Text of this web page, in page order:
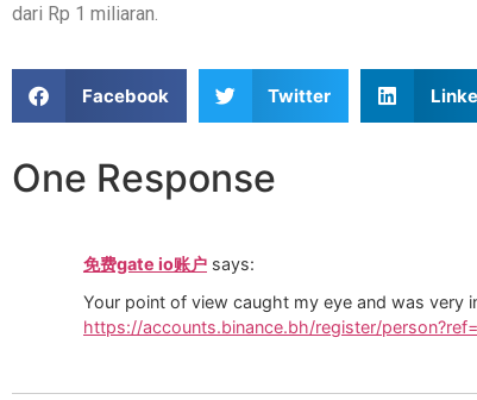
dari Rp 1 miliaran.
Facebook Twitter
One Response
免费gate io账户 says:
Your point of view caught my eye and was very
https://accounts.binance.bh/register/